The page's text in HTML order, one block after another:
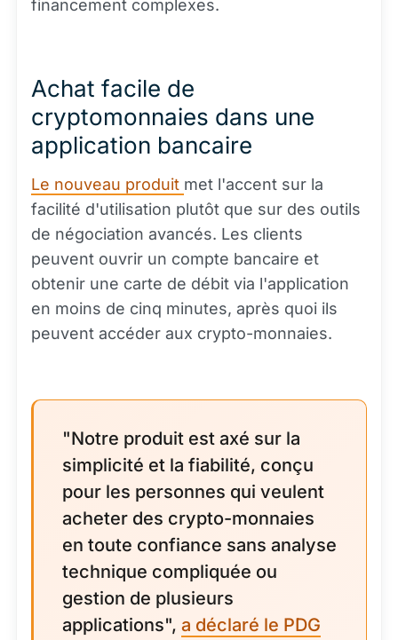
financement complexes.
Achat facile de
cryptomonnaies dans une
application bancaire
Le nouveau produit met l'accent sur la
facilité d'utilisation plutôt que sur des outils
de négociation avancés. Les clients
peuvent ouvrir un compte bancaire et
obtenir une carte de débit via l'application
en moins de cinq minutes, après quoi ils
peuvent accéder aux crypto-monnaies.
"Notre produit est axé sur la
simplicité et la fiabilité, conçu
pour les personnes qui veulent
acheter des crypto-monnaies
en toute confiance sans analyse
technique compliquée ou
gestion de plusieurs
applications", a déclaré le PDG